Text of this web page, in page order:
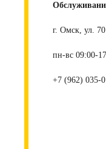
г. Омск, ул.
пн-вс 09:00-
+7 (962) 035-